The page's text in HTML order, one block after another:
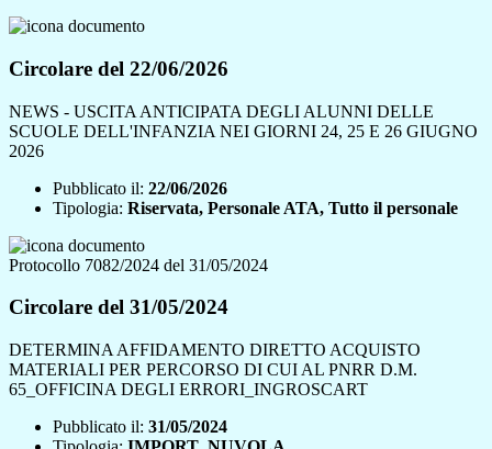
Circolare del 22/06/2026
NEWS - USCITA ANTICIPATA DEGLI ALUNNI DELLE
SCUOLE DELL'INFANZIA NEI GIORNI 24, 25 E 26 GIUGNO
2026
Pubblicato il: 22/06/2026
Tipologia: Riservata, Personale ATA, Tutto il personale
Protocollo 7082/2024 del 31/05/2024
Circolare del 31/05/2024
DETERMINA AFFIDAMENTO DIRETTO ACQUISTO
MATERIALI PER PERCORSO DI CUI AL PNRR D.M.
65_OFFICINA DEGLI ERRORI_INGROSCART
Pubblicato il: 31/05/2024